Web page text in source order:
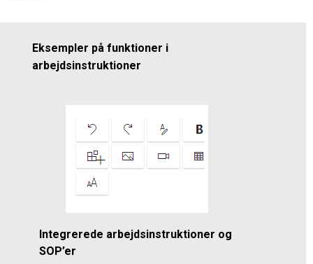
Eksempler på funktioner i
arbejdsinstruktioner
Integrerede arbejdsinstruktioner og
SOP’er